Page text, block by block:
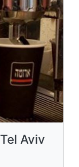
Aviv